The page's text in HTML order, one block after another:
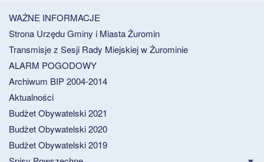
WAŻNE INFORMACJE
Strona Urzędu Gminy i Miasta Żuromin
Transmisje z Sesji Rady Miejskiej w Żurominie
ALARM POGODOWY
Archiwum BIP 2004-2014
Aktualności
Budżet Obywatelski 2021
Budżet Obywatelski 2020
Budżet Obywatelski 2019